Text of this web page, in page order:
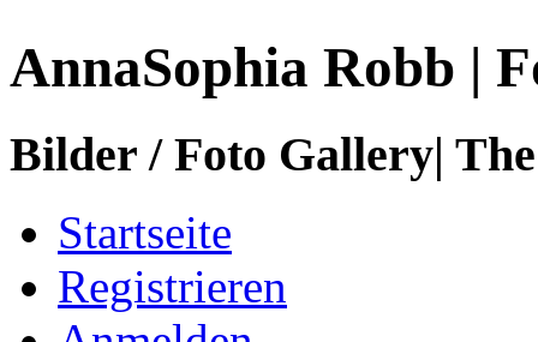
AnnaSophia Robb |
Bilder / Foto Gallery|
Startseite
Registrieren